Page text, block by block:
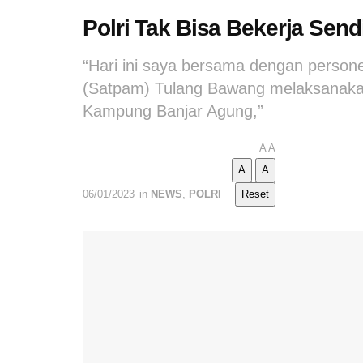
Polri Tak Bisa Bekerja
“Hari ini saya bersama dengan
(Satpam) Tulang Bawang
Kampung Banjar Agung,”
06/01/2023 in NEWS, POLRI
A A
A
A
Reset